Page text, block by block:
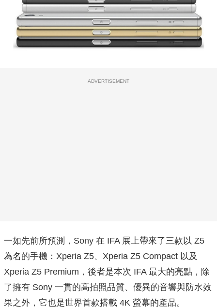
ADVERTISEMENT
一如先前所預測，Sony 在 IFA 展上帶來了三款以 Z5
為名的手機：Xperia Z5、Xperia Z5 Compact 以及
Xperia Z5 Premium，後者是本次 IFA 最大的亮點，除
了擁有 Sony 一貫的高拍照品質、優異的音響與防水效
果之外，它也是世界首款搭載 4K 螢幕的產品。